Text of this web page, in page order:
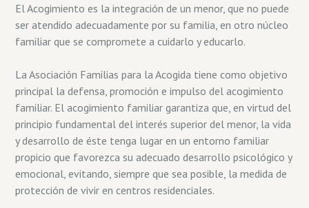
El Acogimiento es la integración de un menor, que no puede
ser atendido adecuadamente por su familia, en otro núcleo
familiar que se compromete a cuidarlo y educarlo.
La Asociación Familias para la Acogida tiene como objetivo
principal la defensa, promoción e impulso del acogimiento
familiar. El acogimiento familiar garantiza que, en virtud del
principio fundamental del interés superior del menor, la vida
y desarrollo de éste tenga lugar en un entorno familiar
propicio que favorezca su adecuado desarrollo psicológico y
emocional, evitando, siempre que sea posible, la medida de
protección de vivir en centros residenciales.